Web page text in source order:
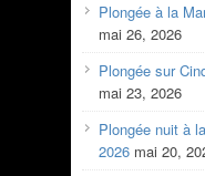
Plongée à la
mai 26, 2026
Plongée sur
mai 23, 2026
Plongée nuit à
2026 mai 20,